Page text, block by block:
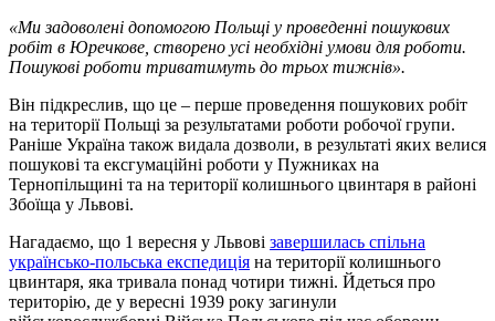
«Ми задоволені допомогою Польщі у проведенні пошукових
робіт в Юречкове, створено усі необхідні умови для роботи.
Пошукові роботи триватимуть до трьох тижнів».
Він підкреслив, що це – перше проведення пошукових робіт
на території Польщі за результатами роботи робочої групи.
Раніше Україна також видала дозволи, в результаті яких велися
пошукові та ексгумаційні роботи у Пужниках на
Тернопільщині та на території колишнього цвинтаря в районі
Збоїща у Львові.
Нагадаємо, що 1 вересня у Львові завершилась спільна
українсько-польська експедиція на території колишнього
цвинтаря, яка тривала понад чотири тижні. Йдеться про
територію, де у вересні 1939 року загинули